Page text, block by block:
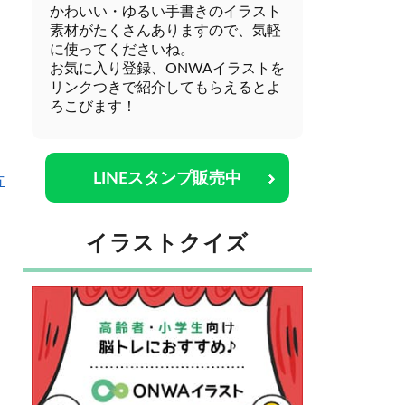
かわいい・ゆるい手書きのイラスト
素材がたくさんありますので、気軽
に使ってくださいね。
お気に入り登録、ONWAイラストを
リンクつきで紹介してもらえるとよ
ろこびます！
LINEスタンプ販売中
イラストクイズ